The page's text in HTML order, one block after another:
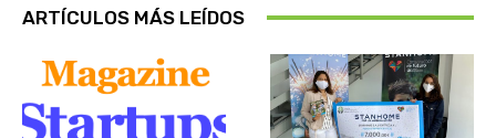
ARTÍCULOS MÁS LEÍDOS